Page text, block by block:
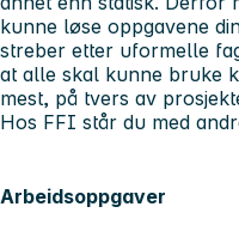
kunne løse oppgavene
streber etter uformelle
at alle skal kunne bruke
mest, på tvers av
Hos FFI står du med
Arbeidsoppgaver